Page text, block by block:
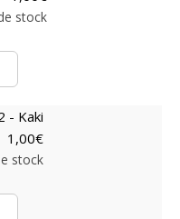
stock
- Kaki
1,00€
stock